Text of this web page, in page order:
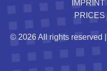
IMPRINT
PRICES
© 2026 All rights reserved |